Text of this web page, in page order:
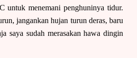
untuk menemani penghuninya tidur.
jangankan hujan turun deras, baru
saya sudah merasakan hawa dingin